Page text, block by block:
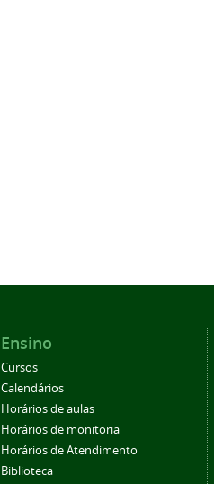
Ensino
Cursos
Calendários
Horários de aulas
Horários de monitoria
Horários de Atendimento
Biblioteca